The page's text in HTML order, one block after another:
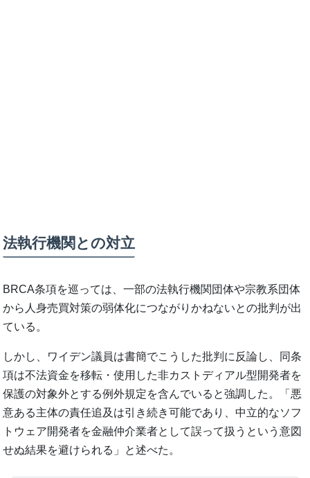
法執行機関との対立
BRCA条項を巡っては、一部の法執行機関団体や宗教系団体
から人身売買対策の弱体化につながりかねないとの批判が出
ている。
しかし、ワイデン議員は書簡でこうした批判に反論し、同条
項は不法資金を移転・使用した非カストディアル型開発者を
保護の対象外とする例外規定を含んでいると強調した。「悪
意ある主体の責任追及は引き続き可能であり、中立的なソフ
トウェア開発者を金融仲介業者として誤って扱うという意図
せぬ結果を避けられる」と述べた。